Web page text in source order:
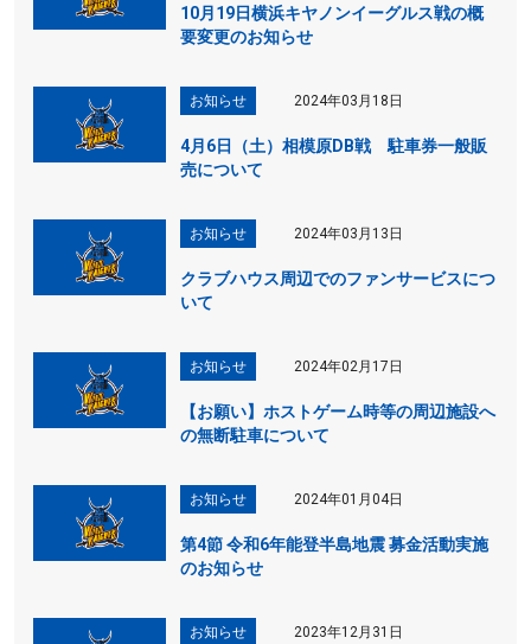
10月19日横浜キヤノンイーグルス戦の概
要変更のお知らせ
お知らせ 2024年03月18日
4月6日（土）相模原DB戦 駐車券一般販
売について
お知らせ 2024年03月13日
クラブハウス周辺でのファンサービスにつ
いて
お知らせ 2024年02月17日
【お願い】ホストゲーム時等の周辺施設へ
の無断駐車について
お知らせ 2024年01月04日
第4節 令和6年能登半島地震 募金活動実施
のお知らせ
お知らせ 2023年12月31日